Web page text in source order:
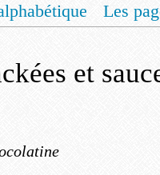
Les
et